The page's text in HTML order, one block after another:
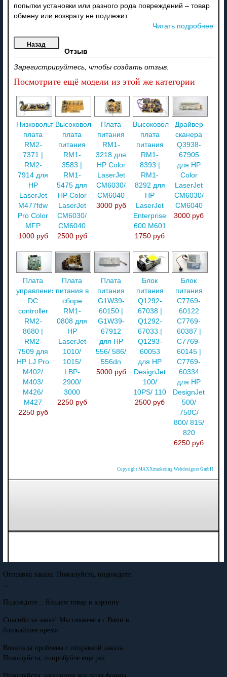
попытки установки или разного рода повреждений – товар
обмену или возврату не подлежит.
Читать подробнее
Отзыв
Зарегистрируйтесь, чтобы создать отзыв.
Посмотрите ещё модели из этой же категории
Низковольтная
плата
RM2-
7371 |
RM2-
7914 для
HP
LaserJet
M477fdw
Pro Color
MFP
1000 руб
Высоковольтная
плата
питания
RM1-
3583 |
RM1-
5475 для
HP Color
LaserJet
CM6030/
CM6040
2500 руб
Плата
питания
RM1-
3218 для
HP Color
LaserJet
CM6030/
CM6040
3000 руб
Высоковольтная
плата
питания
RM1-
8393 |
RM1-
8292 для
HP
LaserJet
Enterprise
600 M601
1750 руб
Драйвер
сканера
Q3938-
67905
для HP
Color
LaserJet
CM6030/
CM6040
3000 руб
Плата
управления
DC
controller
RM2-
8680 |
RM2-
7509 для
HP LJ Pro
M402/
M403/
M426/
M427
2250 руб
Плата
питания в
сборе
RM1-
0808 для
HP
LaserJet
1010/
1015/
LBP-
2900/
3000
2250 руб
Плата
питания
G1W39-
60150 |
G1W39-
67912
для HP
556/ 586/
556dn
5000 руб
Блок
питания
Q1292-
67038 |
Q1292-
67033 |
Q1293-
60053
для HP
DesignJet
100/
10PS/ 110
2500 руб
Блок
питания
C7769-
60122
C7769-
60387 |
C7769-
60145 |
C7769-
60334
для HP
DesignJet
500/
750C/
800/ 815/
820
6250 руб
Copyright MAXXmarketing Webdesigner GmbH
Отправка заказа. Пожалуйста, подождите
Подождите... Кладем товар в корзину
Спасибо за заказ! Мы свяжемся с Вами в
ближайшее время
Возникла проблема с отправкой заказа.
Пожалуйста, попробуйте еще раз.